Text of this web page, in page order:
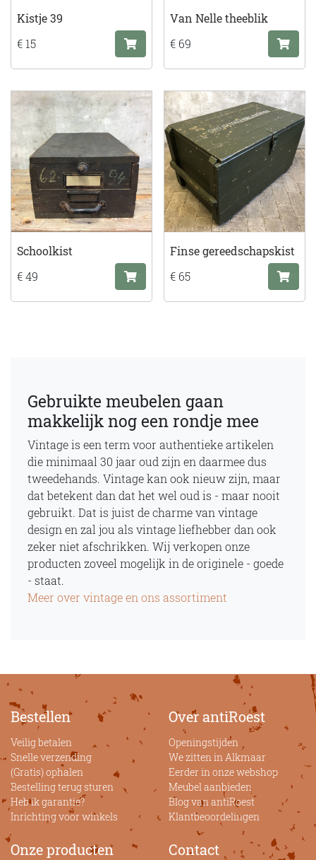
Kistje 39
€ 15
Van Nelle theeblik
€ 69
Schoolkist
€ 49
Finse gereedschapskist
€ 65
Gebruikte meubelen gaan
makkelijk nog een rondje mee
Vintage is een term voor authentieke artikelen
die minimaal 30 jaar oud zijn en daarmee dus
tweedehands. Vintage kan ook nieuw zijn, maar
dat betekent dan dat het wel oud is - maar nooit
gebruikt. Dat is juist de charme van vintage
design en zal jou als vintage liefhebber dan ook
zeker niet afschrikken. Wij verkopen onze
producten zoveel mogelijk in de originele - goede
- staat.
Meer over vintage en ons assortiment
Bestellen
Veilig betalen
Snelle verzending
(Gratis) ophalen
Bestelling terug sturen
Heb ik garantie?
Inrichting voor winkels
Over antiRoest
Openingstijden
We zitten in Alkmaar
Eerder in onze webshop
Meubel aanbieden
Blog van antiRoest
Klantbeoordelingen
Onze producten Contact